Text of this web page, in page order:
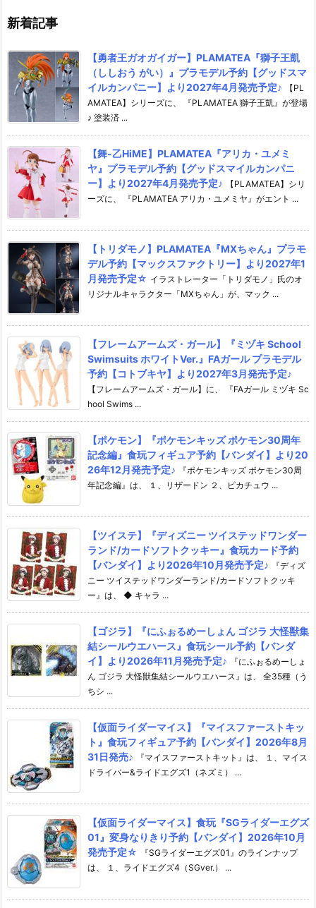
新着記事
【勇者王ガオガイガー】PLAMATEA『獅子王凱
（ししおう がい）』プラモデル予約【グッドスマ
イルカンパニー】より2027年4月発売予定♪
【PL
AMATEA】シリーズに、 『PLAMATEA 獅子王凱』が登場
♪ 塗装済 ...
【舞-乙HiME】PLAMATEA『アリカ・ユメミ
ヤ』プラモデル予約【グッドスマイルカンパニ
ー】より2027年4月発売予定♪
【PLAMATEA】シリ
ーズに、 『PLAMATEA アリカ・ユメミヤ』がエント ...
【トリダモノ】PLAMATEA『MXちゃん』プラモ
デル予約【マックスファクトリー】より2027年1
月発売予定☆ イラストレーター「トリダモノ」氏のオ
リジナルキャラクター「MXちゃん」が、マック ...
【フレームアームズ・ガール】『ミヅキ School
Swimsuits ホワイトVer.』FAガール プラモデル
予約【コトブキヤ】より2027年3月発売予定♪
【フレームアームズ・ガール】に、 『FAガール ミヅキ Sc
hool Swims ...
【ポケモン】『ポケモンキッズ ポケモン30周年
記念編』食玩フィギュア予約【バンダイ】より20
26年12月発売予定♪
『ポケモンキッズ ポケモン30周
年記念編』は、 １、リザードン ２、ピカチュウ ...
【ツイステ】『ディズニー ツイステッドワンダー
ランド/カードソフトクッキー』食玩カード予約
【バンダイ】より2026年10月発売予定♪
『ディズ
ニー ツイステッドワンダーランド/カードソフトクッキ
ー』は、 ◆ キャラ ...
【ゴジラ】『にふぉるめーしょん ゴジラ 大怪獣集
結シールウエハース』食玩シール予約【バンダ
イ】より2026年11月発売予定♪
『にふぉるめーしょ
ん ゴジラ 大怪獣集結シールウエハース』は、 全35種（う
ちシ ...
【仮面ライダーマイス】『マイスファーストキッ
ト』食玩フィギュア予約【バンダイ】2026年8月
31日発売♪
『マイスファーストキット』は、 １、マイス
ドライバー&ライドエグズ1（ネズミ） ...
【仮面ライダーマイス】食玩『SGライダーエグズ
01』変身なりきり予約【バンダイ】2026年10月
発売予定☆
『SGライダーエグズ01』のラインナップ
は、 １、ライドエグズ4（SGver.） ...